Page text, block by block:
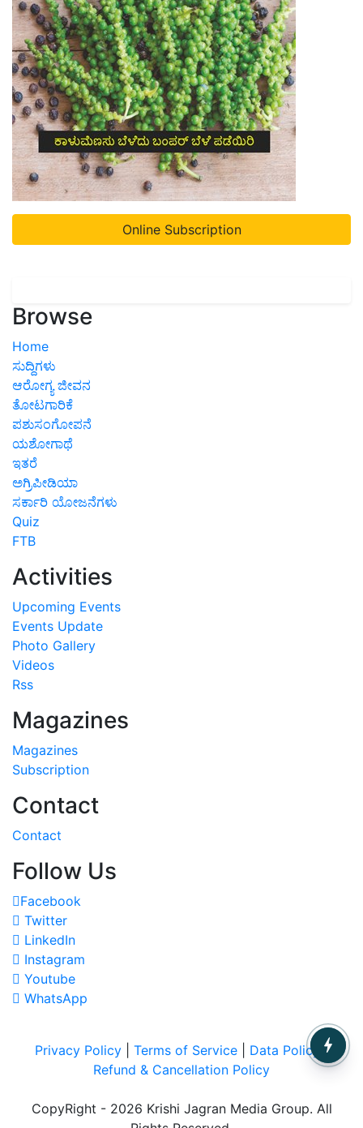
Online Subscription
Browse
Home
ಸುದ್ದಿಗಳು
ಆರೋಗ್ಯ ಜೀವನ
ತೋಟಗಾರಿಕೆ
ಪಶುಸಂಗೋಪನೆ
ಯಶೋಗಾಥೆ
ಇತರೆ
ಅಗ್ರಿಪೀಡಿಯಾ
ಸರ್ಕಾರಿ ಯೋಜನೆಗಳು
Quiz
FTB
Activities
Upcoming Events
Events Update
Photo Gallery
Videos
Rss
Magazines
Magazines
Subscription
Contact
Contact
Follow Us
Facebook
Twitter
LinkedIn
Instagram
Youtube
WhatsApp
Privacy Policy Terms of Service Data Policy
|
Refund & Cancellation Policy
CopyRight - 2026 Krishi Jagran Media Group. All